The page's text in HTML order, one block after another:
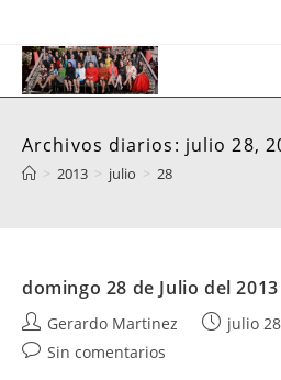
contenido
Archivos diarios: julio 28,
> 2013 > julio > 28
domingo 28 de Julio del 2013
Autor
de
Gerardo Martinez julio
Comentarios
Sin comentarios